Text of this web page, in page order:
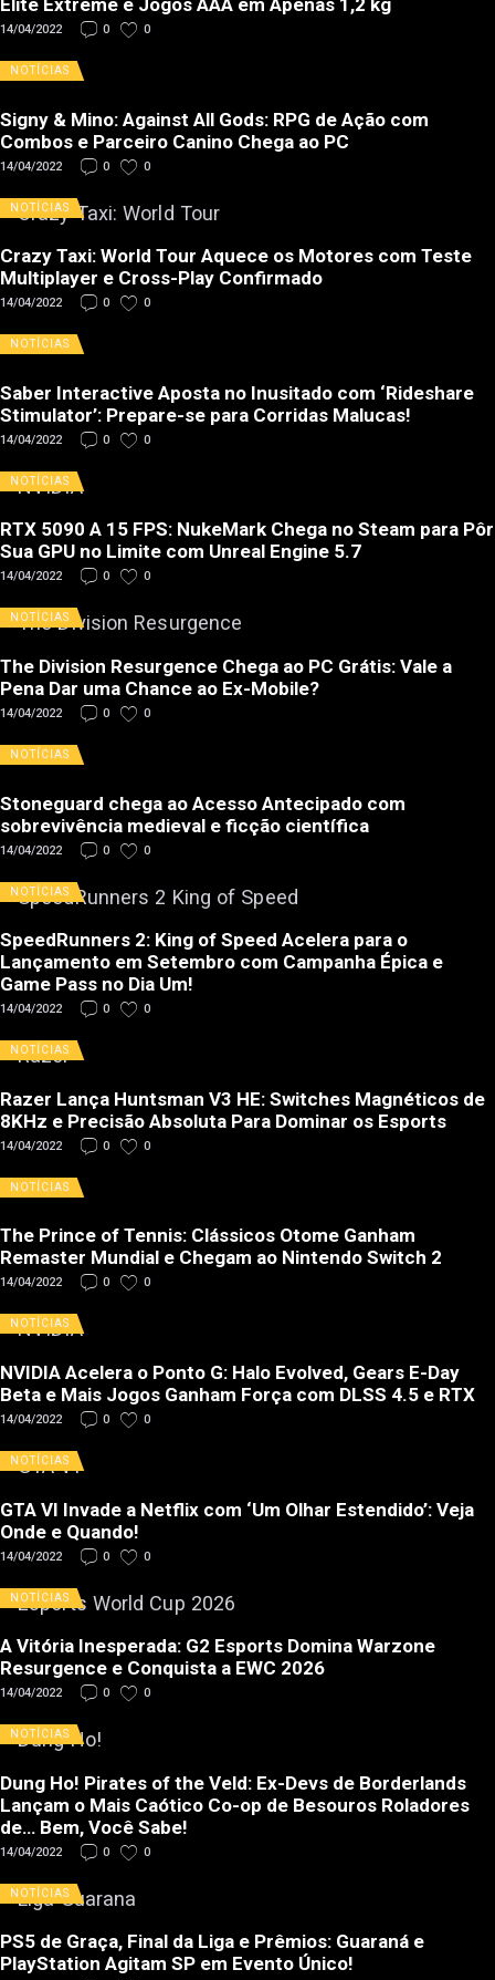
14/04/2022 0 0
NOTÍCIAS
Signy & Mino: Against All Gods: RPG de Ação com
Combos e Parceiro Canino Chega ao PC
14/04/2022 0 0
NOTÍCIAS
Crazy Taxi: World Tour Aquece os Motores com Teste
Multiplayer e Cross-Play Confirmado
14/04/2022 0 0
NOTÍCIAS
Saber Interactive Aposta no Inusitado com ‘Rideshare
Stimulator’: Prepare-se para Corridas Malucas!
14/04/2022 0 0
NOTÍCIAS
RTX 5090 A 15 FPS: NukeMark Chega no Steam para Pôr
Sua GPU no Limite com Unreal Engine 5.7
14/04/2022 0 0
NOTÍCIAS
The Division Resurgence Chega ao PC Grátis: Vale a
Pena Dar uma Chance ao Ex-Mobile?
14/04/2022 0 0
NOTÍCIAS
Stoneguard chega ao Acesso Antecipado com
sobrevivência medieval e ficção científica
14/04/2022 0 0
NOTÍCIAS
SpeedRunners 2: King of Speed Acelera para o
Lançamento em Setembro com Campanha Épica e
Game Pass no Dia Um!
14/04/2022 0 0
NOTÍCIAS
Razer Lança Huntsman V3 HE: Switches Magnéticos de
8KHz e Precisão Absoluta Para Dominar os Esports
14/04/2022 0 0
NOTÍCIAS
The Prince of Tennis: Clássicos Otome Ganham
Remaster Mundial e Chegam ao Nintendo Switch 2
14/04/2022 0 0
NOTÍCIAS
NVIDIA Acelera o Ponto G: Halo Evolved, Gears E-Day
Beta e Mais Jogos Ganham Força com DLSS 4.5 e RTX
14/04/2022 0 0
NOTÍCIAS
GTA VI Invade a Netflix com ‘Um Olhar Estendido’: Veja
Onde e Quando!
14/04/2022 0 0
NOTÍCIAS
A Vitória Inesperada: G2 Esports Domina Warzone
Resurgence e Conquista a EWC 2026
14/04/2022 0 0
NOTÍCIAS
Dung Ho! Pirates of the Veld: Ex-Devs de Borderlands
Lançam o Mais Caótico Co-op de Besouros Roladores
de… Bem, Você Sabe!
14/04/2022 0 0
NOTÍCIAS
PS5 de Graça, Final da Liga e Prêmios: Guaraná e
PlayStation Agitam SP em Evento Único!